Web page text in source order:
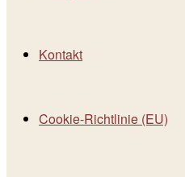
Kontakt
Cookie-Richtlinie (EU)